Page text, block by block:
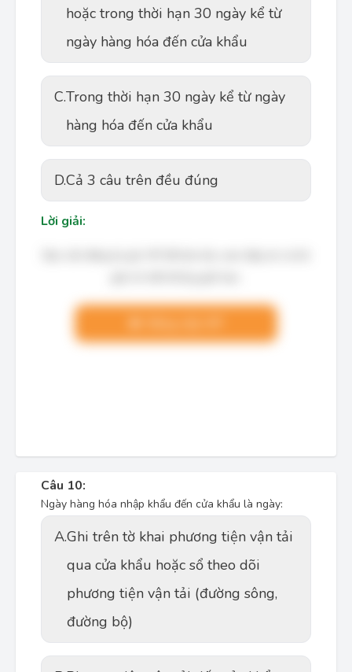
hoặc trong thời hạn 30 ngày kể từ
ngày hàng hóa đến cửa khẩu
C.Trong thời hạn 30 ngày kể từ ngày
hàng hóa đến cửa khẩu
D.Cả 3 câu trên đều đúng
Lời giải:
Câu 10:
Ngày hàng hóa nhập khẩu đến cửa khẩu là ngày:
A.Ghi trên tờ khai phương tiện vận tải
qua cửa khẩu hoặc sổ theo dõi
phương tiện vận tải (đường sông,
đường bộ)